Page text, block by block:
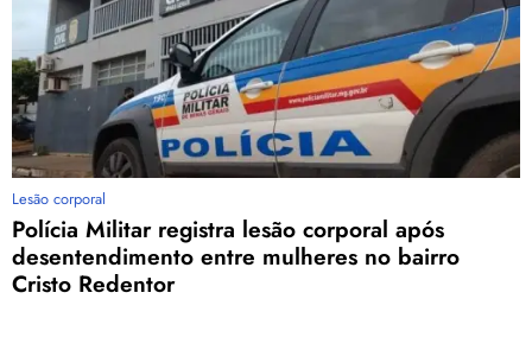
Lesão corporal
Polícia Militar registra lesão corporal após
desentendimento entre mulheres no bairro
Cristo Redentor